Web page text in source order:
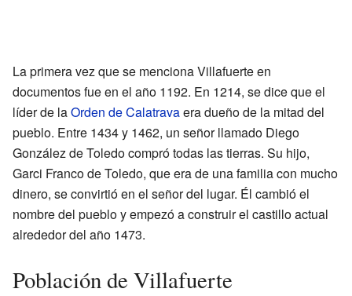
La primera vez que se menciona Villafuerte en
documentos fue en el año 1192. En 1214, se dice que el
líder de laOrden de Calatravaera dueño de la mitad del
pueblo. Entre 1434 y 1462, un señor llamado Diego
González de Toledo compró todas las tierras. Su hijo,
Garci Franco de Toledo, que era de una familia con mucho
dinero, se convirtió en el señor del lugar. Él cambió el
nombre del pueblo y empezó a construir el castillo actual
alrededor del año 1473.
Población de Villafuerte